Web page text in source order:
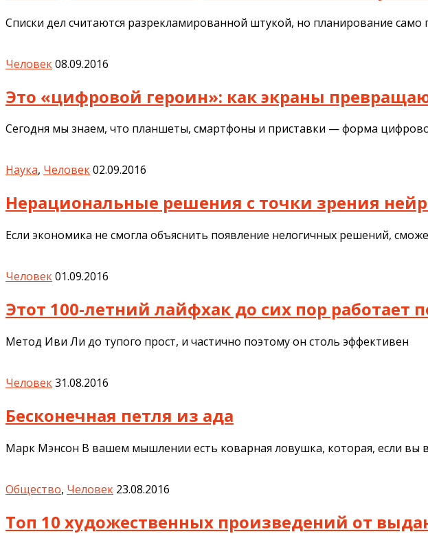
Списки дел считаются разрекламированной штукой, но планирование само
Человек08.09.2016
Это «цифровой героин»: как экраны
Сегодня мы знаем, что планшеты, смартфоны и приставки — форма
Наука, Человек02.09.2016
Нерациональные решения с точки зрения
Если экономика не смогла объяснить появление нелогичных решений,
Человек01.09.2016
Этот 100-летний лайфхак до сих пор работает
Метод Иви Ли до тупого прост, и частично поэтому он столь эффективен
Человек31.08.2016
Бесконечная петля из ада
Марк Мэнсон В вашем мышлении есть коварная ловушка, которая, если вы
Общество, Человек 23.08.2016
Топ 10 художественных произведений от